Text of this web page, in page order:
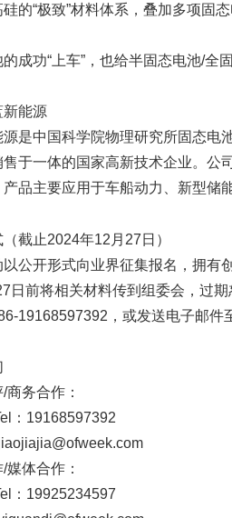
的“极致”材料体系，叠加多项固
成功“上车”，也给半固态电池/全
新能源
源是中国科学院物理研究所固态电
售于一体的国家高新技术企业。公
产品主要应用于车船动力、新型储
截止2024年12月27日）
公开形式向业界征集报名，拥有
日前将相关材料传到组委会，过
19168597392，或发送电子邮
商务合作：
：19168597392
媒体合作：
：19925234597